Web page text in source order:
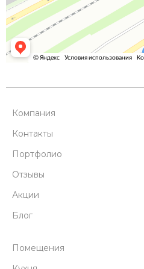
Компания
Контакты
Портфолио
Отзывы
Акции
Блог
Помещения